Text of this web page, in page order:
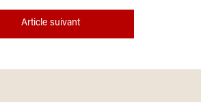
Article suivant